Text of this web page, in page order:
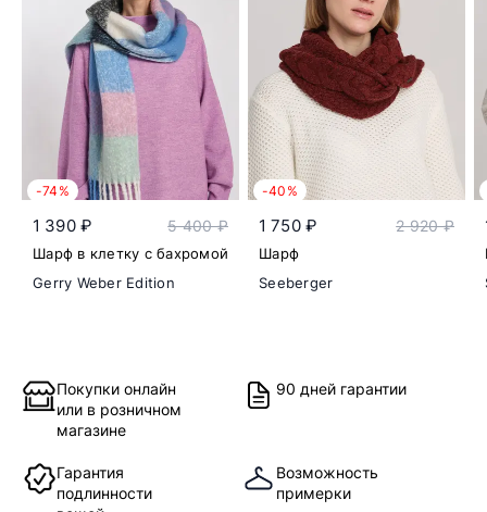
-74%
1 390 ₽ 5 400 ₽
Шарф в клетку с бахромой
Gerry Weber Edition
-40%
1 750 ₽ 2 920 ₽
Шарф
Seeberger
Покупки онлайн
или в розничном
магазине
90 дней гарантии
Гарантия
подлинности
Возможность
примерки